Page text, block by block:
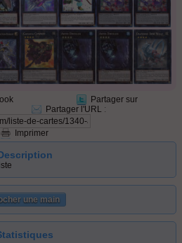
Partager sur
Partager l'URL :
Imprimer
une main